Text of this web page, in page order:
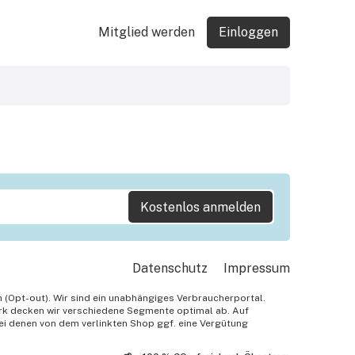
Mitglied werden Einloggen
Kostenlos anmelden
Datenschutz Impressum